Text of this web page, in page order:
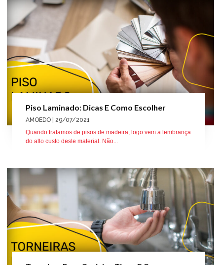
Piso Laminado: Dicas E Como Escolher
AMOEDO | 29/07/2021
Quando tratamos de pisos de madeira, logo vem a lembrança
do alto custo deste material. Não...